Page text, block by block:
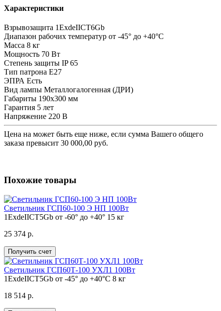
Характеристики
Взрывозащита 1ExdeIICT6Gb
Диапазон рабочих температур от -45° до +40°С
Масса 8 кг
Мощность 70 Вт
Степень защиты IP 65
Тип патрона Е27
ЭПРА Есть
Вид лампы Металлогалогенная (ДРИ)
Габариты 190х300 мм
Гарантия 5 лет
Напряжение 220 В
Цена на может быть еще ниже, если сумма Вашего общего
заказа превысит 30 000,00 руб.
Похожие товары
Светильник ГСП60-100 Э НП 100Вт
1ExdeIICT5Gb от -60° до +40° 15 кг
25 374 р.
Получить счет
Светильник ГСП60Т-100 УХЛ1 100Вт
1ExdeIICT5Gb от -45° до +40°С 8 кг
18 514 р.